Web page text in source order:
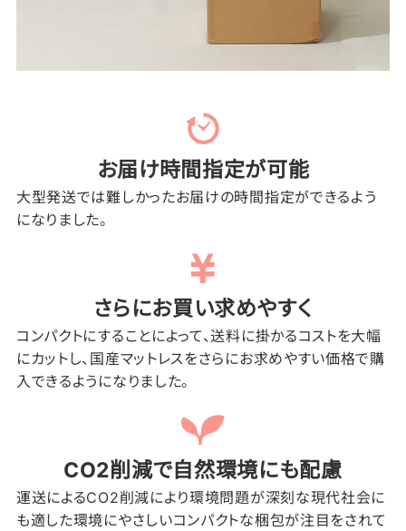
お届け時間指定が可能
大型発送では難しかったお届けの時間指定ができるよう
になりました。
さらにお買い求めやすく
コンパクトにすることによって、送料に掛かるコストを大幅
にカットし、国産マットレスをさらにお求めやすい価格で購
入できるようになりました。
CO2削減で自然環境にも配慮
運送によるCO2削減により環境問題が深刻な現代社会に
も適した環境にやさしいコンパクトな梱包が注目をされて